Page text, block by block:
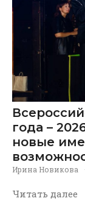
года –
новые
Ирина Новикова
Читать далее